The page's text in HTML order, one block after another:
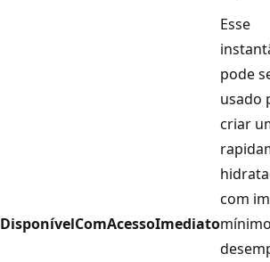
DisponívelComAcessoImediato
Esse
pode
usado
criar
com